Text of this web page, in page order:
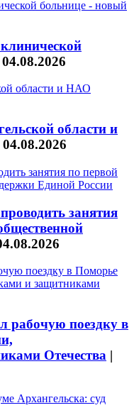
04.08.2026
области и
04.08.2026
занятия
рабочую поездку в
Отечества |